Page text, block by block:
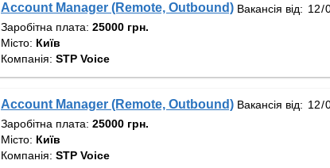
Account Manager (Remote, Outbound) Вакансія від:
Заробітна плата: 25000 грн.
Місто: Київ
Компанія: STP Voice
Account Manager (Remote, Outbound) Вакансія від:
Заробітна плата: 25000 грн.
Місто: Київ
Компанія: STP Voice